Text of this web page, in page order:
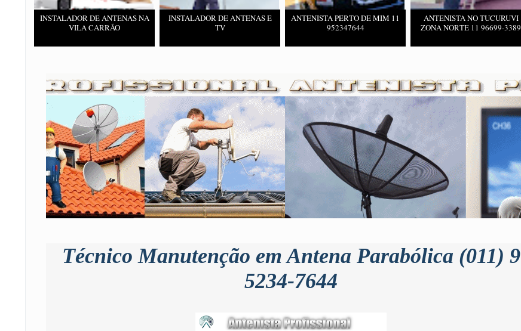
INSTALADOR DE ANTENAS NA
VILA CARRÃO
INSTALADOR DE ANTENAS E
TV
ANTENISTA PERTO DE MIM 11
952347644
ANTENISTA NO TUCURUVI
ZONA NORTE 11 96699-3389
Técnico Manutenção em Antena Parabólica (011) 9
5234-7644